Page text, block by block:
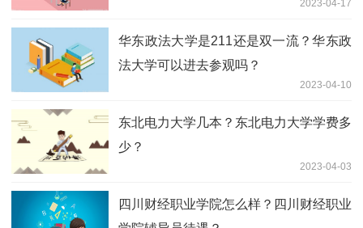
2023-05-18
北方民族大学是一本吗？北方民族大学是
2023-05-11
中南民族大学研究生难考吗？中南民族大
2023-05-06